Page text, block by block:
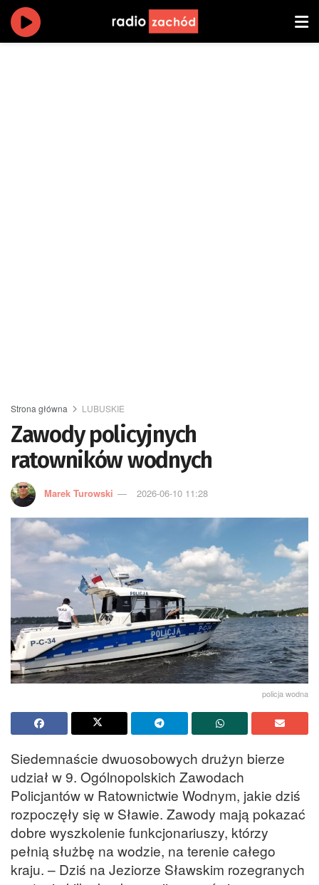
Strona główna LUBUSKIE
Zawody policyjnych
ratowników wodnych
Marek Turowski 2026-06-10 11:28
policja wodna
Siedemnaście dwuosobowych drużyn bierze
udział w 9. Ogólnopolskich Zawodach
Policjantów w Ratownictwie Wodnym, jakie dziś
rozpoczęły się w Sławie. Zawody mają pokazać
dobre wyszkolenie funkcjonariuszy, którzy
pełnią służbę na wodzie, na terenie całego
kraju. – Dziś na Jeziorze Sławskim rozegranych